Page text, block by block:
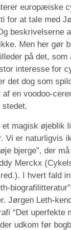
europæiske
for at tale med
beskrivelserne
Men her gør
på det, som
interesse for
det dog som
en voodoo-
stedet.
magisk øjeblik
Vi er naturligvis
bjerge”, der
Merckx
I hvert fald
Jørgen Leth-
“Det uperfekte
udkom før